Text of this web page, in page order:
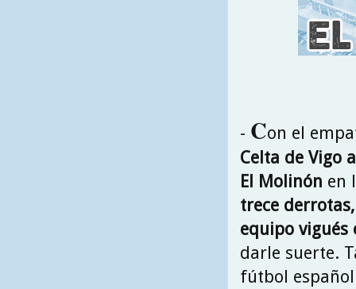
- Con el
Celta de Vigo
El Molinón en
trece
equipo vigués
darle suerte.
fútbol